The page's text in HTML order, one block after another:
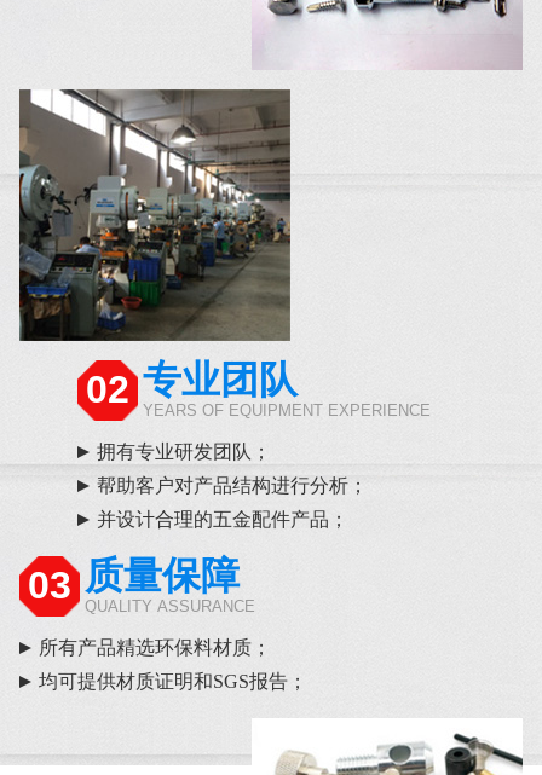
02 专业团队
YEARS OF EQUIPMENT EXPERIENCE
拥有专业研发团队；
帮助客户对产品结构进行分析；
并设计合理的五金配件产品；
03 质量保障
QUALITY ASSURANCE
所有产品精选环保料材质；
均可提供材质证明和SGS报告；